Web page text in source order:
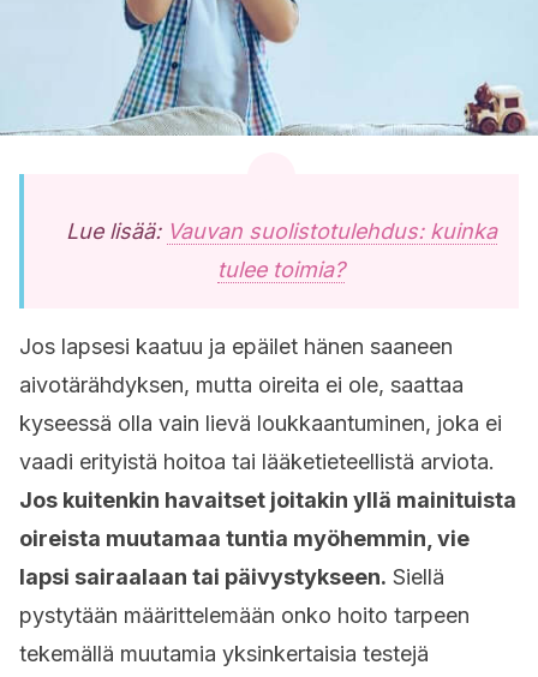
Lue lisää: Vauvan suolistotulehdus: kuinka
tulee toimia?
Jos lapsesi kaatuu ja epäilet hänen saaneen
aivotärähdyksen, mutta oireita ei ole, saattaa
kyseessä olla vain lievä loukkaantuminen, joka ei
vaadi erityistä hoitoa tai lääketieteellistä arviota.
Jos kuitenkin havaitset joitakin yllä mainituista
oireista muutamaa tuntia myöhemmin, vie
lapsi sairaalaan tai päivystykseen. Siellä
pystytään määrittelemään onko hoito tarpeen
tekemällä muutamia yksinkertaisia testejä